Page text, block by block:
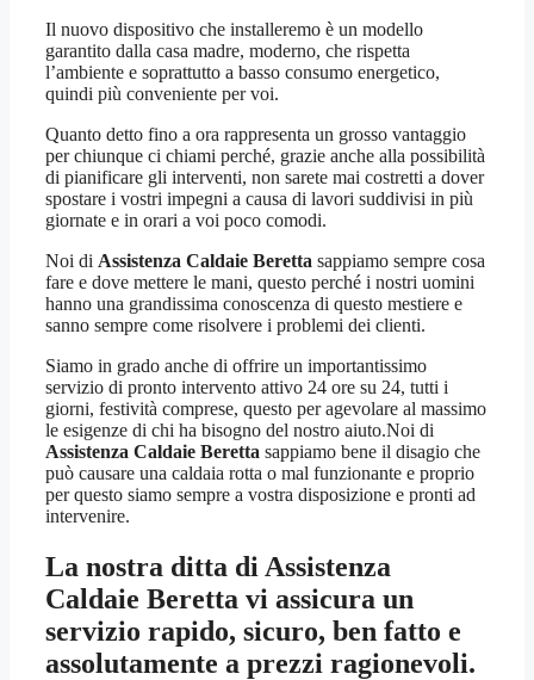
Il nuovo dispositivo che installeremo è un modello
garantito dalla casa madre, moderno, che rispetta
l’ambiente e soprattutto a basso consumo energetico,
quindi più conveniente per voi.
Quanto detto fino a ora rappresenta un grosso vantaggio
per chiunque ci chiami perché, grazie anche alla possibilità
di pianificare gli interventi, non sarete mai costretti a dover
spostare i vostri impegni a causa di lavori suddivisi in più
giornate e in orari a voi poco comodi.
Noi di Assistenza Caldaie Beretta sappiamo sempre cosa
fare e dove mettere le mani, questo perché i nostri uomini
hanno una grandissima conoscenza di questo mestiere e
sanno sempre come risolvere i problemi dei clienti.
Siamo in grado anche di offrire un importantissimo
servizio di pronto intervento attivo 24 ore su 24, tutti i
giorni, festività comprese, questo per agevolare al massimo
le esigenze di chi ha bisogno del nostro aiuto.Noi di
Assistenza Caldaie Beretta sappiamo bene il disagio che
può causare una caldaia rotta o mal funzionante e proprio
per questo siamo sempre a vostra disposizione e pronti ad
intervenire.
La nostra ditta di Assistenza
Caldaie Beretta vi assicura un
servizio rapido, sicuro, ben fatto e
assolutamente a prezzi ragionevoli.